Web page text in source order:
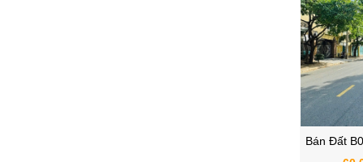
Bán Đất
Mỹ Hưng,